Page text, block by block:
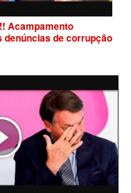
Acampamento
denúncias de corrupção